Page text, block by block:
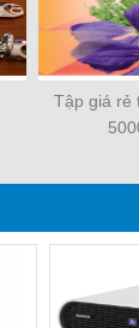
Tập giá rẻ